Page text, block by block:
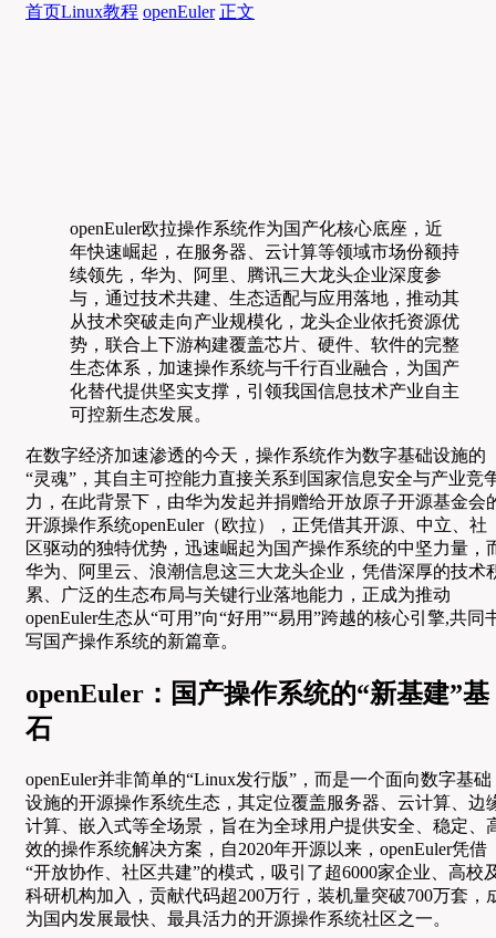
首页Linux教程 openEuler 正文
openEuler欧拉操作系统作为国产化核心底座，近
年快速崛起，在服务器、云计算等领域市场份额持
续领先，华为、阿里、腾讯三大龙头企业深度参
与，通过技术共建、生态适配与应用落地，推动其
从技术突破走向产业规模化，龙头企业依托资源优
势，联合上下游构建覆盖芯片、硬件、软件的完整
生态体系，加速操作系统与千行百业融合，为国产
化替代提供坚实支撑，引领我国信息技术产业自主
可控新生态发展。
在数字经济加速渗透的今天，操作系统作为数字基础设施的
“灵魂”，其自主可控能力直接关系到国家信息安全与产业竞
力，在此背景下，由华为发起并捐赠给开放原子开源基金会
开源操作系统openEuler（欧拉），正凭借其开源、中立、社
区驱动的独特优势，迅速崛起为国产操作系统的中坚力量，
华为、阿里云、浪潮信息这三大龙头企业，凭借深厚的技术
累、广泛的生态布局与关键行业落地能力，正成为推动
openEuler生态从“可用”向“好用”“易用”跨越的核心引擎,共同
写国产操作系统的新篇章。
openEuler：国产操作系统的“新基建”基
石
openEuler并非简单的“Linux发行版”，而是一个面向数字基础
设施的开源操作系统生态，其定位覆盖服务器、云计算、边
计算、嵌入式等全场景，旨在为全球用户提供安全、稳定、
效的操作系统解决方案，自2020年开源以来，openEuler凭借
“开放协作、社区共建”的模式，吸引了超6000家企业、高校
科研机构加入，贡献代码超200万行，装机量突破700万套，
为国内发展最快、最具活力的开源操作系统社区之一。